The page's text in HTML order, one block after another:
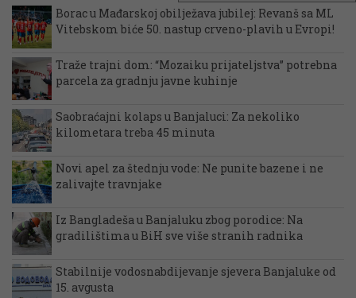
Borac u Mađarskoj obilježava jubilej: Revanš sa ML
Vitebskom biće 50. nastup crveno-plavih u Evropi!
Traže trajni dom: “Mozaiku prijateljstva” potrebna
parcela za gradnju javne kuhinje
Saobraćajni kolaps u Banjaluci: Za nekoliko
kilometara treba 45 minuta
Novi apel za štednju vode: Ne punite bazene i ne
zalivajte travnjake
Iz Bangladeša u Banjaluku zbog porodice: Na
gradilištima u BiH sve više stranih radnika
Stabilnije vodosnabdijevanje sjevera Banjaluke od
15. avgusta